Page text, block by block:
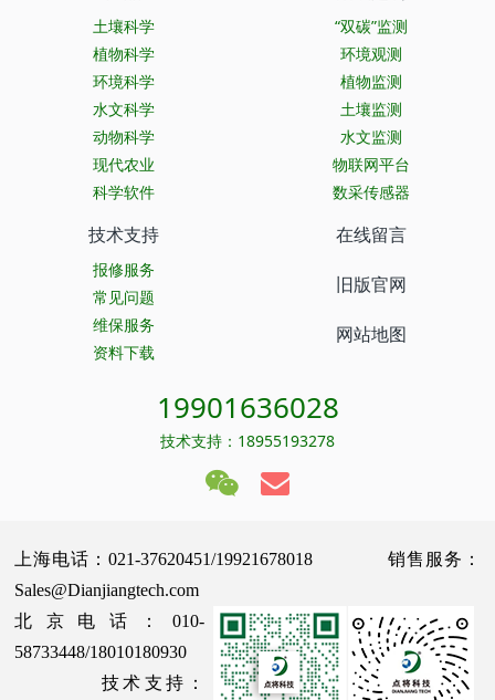
土壤科学
植物科学
环境科学
水文科学
动物科学
现代农业
科学软件
“双碳”监测
环境观测
植物监测
土壤监测
水文监测
物联网平台
数采传感器
技术支持
报修服务
常见问题
维保服务
资料下载
在线留言
旧版官网
网站地图
19901636028
技术支持：18955193278
上海电话：021-37620451/19921678018 销售服务：
Sales@Dianjiangtech.com
北京电话：010-
58733448/18010180930
技术支持：